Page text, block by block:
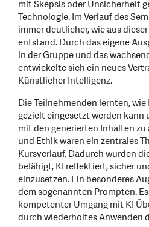
mit Skepsis oder Unsicherheit
Technologie. Im Verlauf des
immer deutlicher, wie aus
entstand. Durch das eigene
in der Gruppe und das
entwickelte sich ein neues
Künstlicher Intelligenz.
Die Teilnehmenden lernten,
gezielt eingesetzt werden kann
mit den generierten Inhalten
und Ethik waren ein zentrales
Kursverlauf. Dadurch wurden
befähigt, KI reflektiert, sicher
einzusetzen. Ein besonderes
dem sogenannten Prompten.
kompetenter Umgang mit KI
durch wiederholtes Anwenden